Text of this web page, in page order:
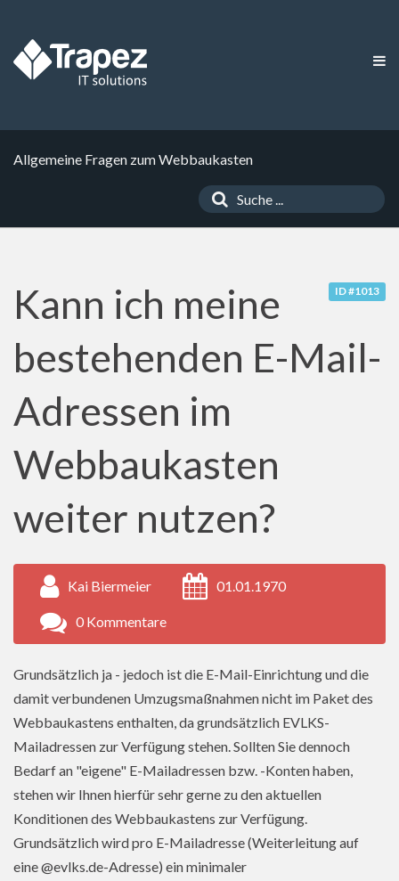
Allgemeine Fragen zum Webbaukasten
ID #1013
Kann ich meine
bestehenden E-Mail-
Adressen im
Webbaukasten
weiter nutzen?
Kai Biermeier 01.01.1970
0 Kommentare
Grundsätzlich ja - jedoch ist die E-Mail-Einrichtung und die
damit verbundenen Umzugsmaßnahmen nicht im Paket des
Webbaukastens enthalten, da grundsätzlich EVLKS-
Mailadressen zur Verfügung stehen. Sollten Sie dennoch
Bedarf an "eigene" E-Mailadressen bzw. -Konten haben,
stehen wir Ihnen hierfür sehr gerne zu den aktuellen
Konditionen des Webbaukastens zur Verfügung.
Grundsätzlich wird pro E-Mailadresse (Weiterleitung auf
eine @evlks.de-Adresse) ein minimaler